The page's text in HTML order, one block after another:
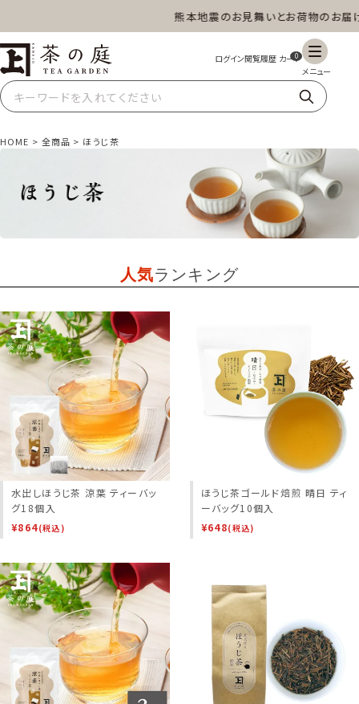
熊本地震のお見舞いとお荷物のお届け
茶の庭オンラインショップ 0
ギフト 特上高級茶 深蒸し茶 水出し茶
業務用 商品一覧
HOME 全商品 ほうじ茶
人気ランキング
水出しほうじ茶 涼葉 ティーバッ
グ18個入
¥864(税込)
ほうじ茶ゴールド焙煎 晴日 ティ
ーバッグ10個入
¥648(税込)